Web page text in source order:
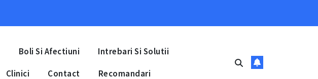
Boli Si Afectiuni Intrebari Si Solutii
Clinici Contact Recomandari